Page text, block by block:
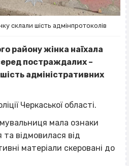
склали шість адмінпротоколів
району жінка наїхала
постраждалих –
адміністративних
Черкаської області.
мала ознаки
та відмовилася від
матеріали скеровані до